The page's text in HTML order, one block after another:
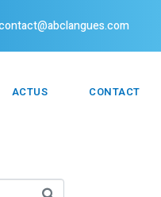
ACTUS CONTACT